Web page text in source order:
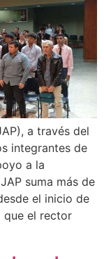
a través del
integrantes de
a la
suma más de
el inicio de
que el rector